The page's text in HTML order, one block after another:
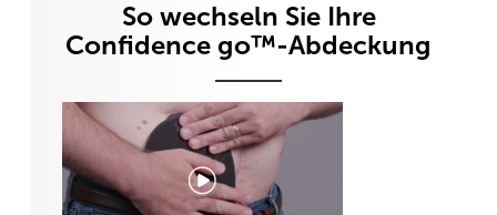
So wechseln Sie Ihre
Confidence go™-Abdeckung